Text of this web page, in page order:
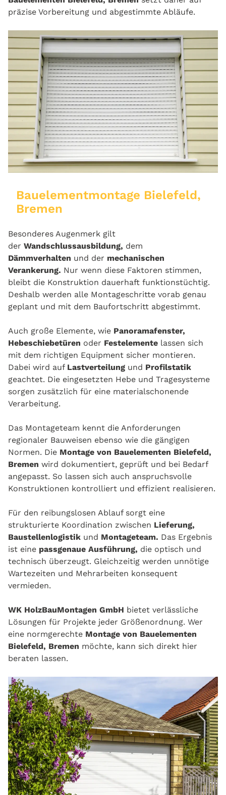
präzise Vorbereitung und abgestimmte Abläufe.
Bauelementmontage Bielefeld,
Bremen
Besonderes Augenmerk gilt
der Wandschlussausbildung, dem
Dämmverhalten und der mechanischen
Verankerung. Nur wenn diese Faktoren stimmen,
bleibt die Konstruktion dauerhaft funktionstüchtig.
Deshalb werden alle Montageschritte vorab genau
geplant und mit dem Baufortschritt abgestimmt.
Auch große Elemente, wie Panoramafenster,
Hebeschiebetüren oder Festelemente lassen sich
mit dem richtigen Equipment sicher montieren.
Dabei wird auf Lastverteilung und Profilstatik
geachtet. Die eingesetzten Hebe und Tragesysteme
sorgen zusätzlich für eine materialschonende
Verarbeitung.
Das Montageteam kennt die Anforderungen
regionaler Bauweisen ebenso wie die gängigen
Normen. Die Montage von Bauelementen Bielefeld,
Bremen wird dokumentiert, geprüft und bei Bedarf
angepasst. So lassen sich auch anspruchsvolle
Konstruktionen kontrolliert und effizient realisieren.
Für den reibungslosen Ablauf sorgt eine
strukturierte Koordination zwischen Lieferung,
Baustellenlogistik und Montageteam. Das Ergebnis
ist eine passgenaue Ausführung, die optisch und
technisch überzeugt. Gleichzeitig werden unnötige
Wartezeiten und Mehrarbeiten konsequent
vermieden.
WK HolzBauMontagen GmbH bietet verlässliche
Lösungen für Projekte jeder Größenordnung. Wer
eine normgerechte Montage von Bauelementen
Bielefeld, Bremen möchte, kann sich direkt hier
beraten lassen.